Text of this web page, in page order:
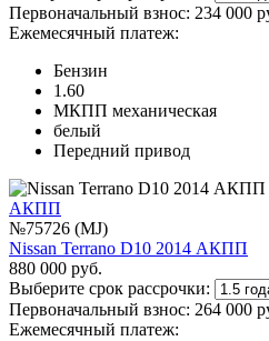
Первоначальный взнос: 234 000
Ежемесячный платеж:
Бензин
1.60
МКПП механическая
белый
Передний привод
АКПП
№75726 (MJ)
Nissan Terrano D10 2014 АКПП
880 000 руб.
Выберите срок рассрочки:
Первоначальный взнос: 264 000
Ежемесячный платеж: